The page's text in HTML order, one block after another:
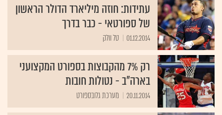
עתידות: חוזה מיליארד הדולר הראשון
של ספורטאי - כבר בדרך
01.12.2014 טל וולק
רק 7% מהקבוצות בספורט המקצועני
בארה"ב - נטולות חובות
20.11.2014 מערכת גלובספורט